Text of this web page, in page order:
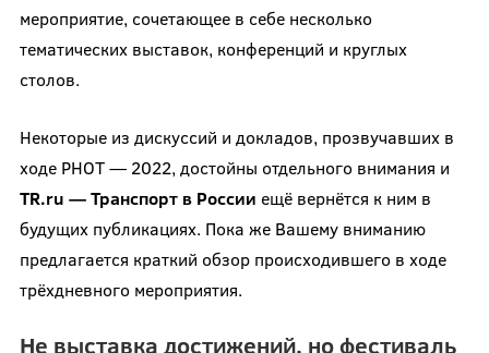
мероприятие, сочетающее в себе несколько
тематических выставок, конференций и круглых
столов.
Некоторые из дискуссий и докладов, прозвучавших в
ходе РНОТ — 2022, достойны отдельного внимания и
TR.ru — Транспорт в России ещё вернётся к ним в
будущих публикациях. Пока же Вашему вниманию
предлагается краткий обзор происходившего в ходе
трёхдневного мероприятия.
Не выставка достижений, но фестиваль